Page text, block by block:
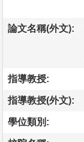
論文名稱(外文):
指導教授:
指導教授(外文):
學位類別: